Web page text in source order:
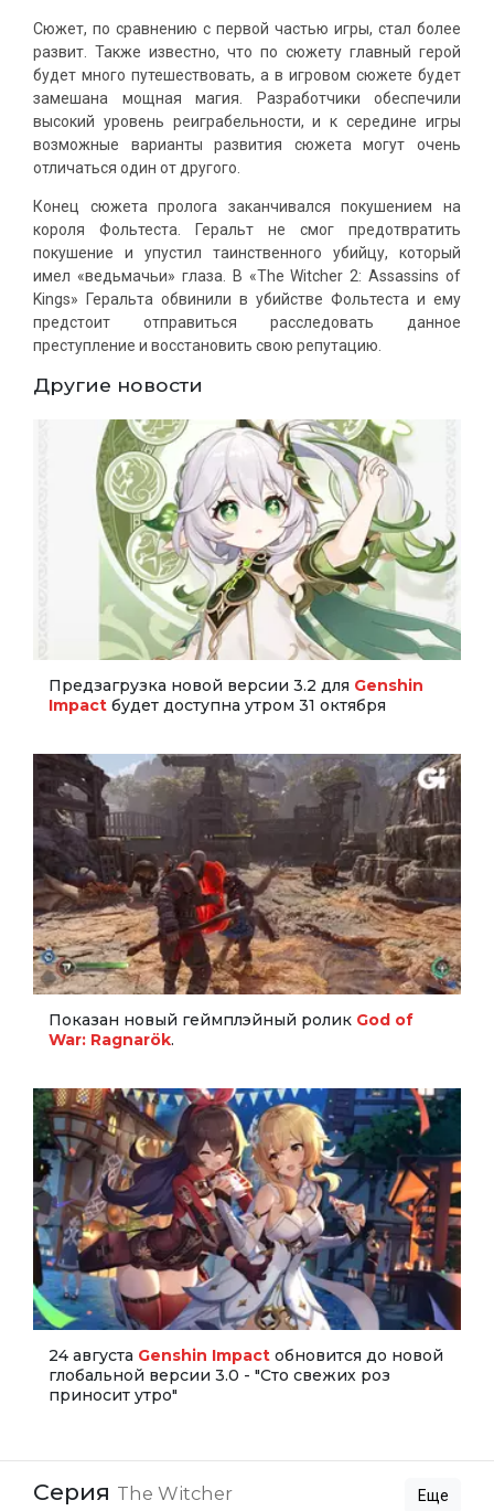
Сюжет, по сравнению с первой частью игры, стал более
развит. Также известно, что по сюжету главный герой
будет много путешествовать, а в игровом сюжете будет
замешана мощная магия. Разработчики обеспечили
высокий уровень реиграбельности, и к середине игры
возможные варианты развития сюжета могут очень
отличаться один от другого.
Конец сюжета пролога заканчивался покушением на
короля Фольтеста. Геральт не смог предотвратить
покушение и упустил таинственного убийцу, который
имел «ведьмачьи» глаза. В «The Witcher 2: Assassins of
Kings» Геральта обвинили в убийстве Фольтеста и ему
предстоит отправиться расследовать данное
преступление и восстановить свою репутацию.
Другие новости
Предзагрузка новой версии 3.2 для Genshin
Impact будет доступна утром 31 октября
Показан новый геймплэйный ролик God of
War: Ragnarök.
24 августа Genshin Impact обновится до новой
глобальной версии 3.0 - "Сто свежих роз
приносит утро"
Серия The Witcher Еще